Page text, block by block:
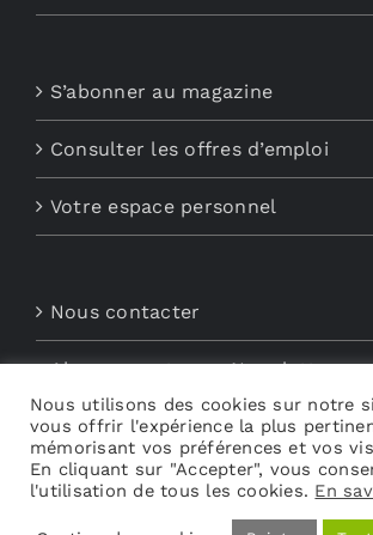
S’abonner au magazine
Consulter les offres d’emploi
Votre espace personnel
Nous contacter
Abonnements aux Newsletters
Découvrez My Audio
Nous utilisons des cookies sur notre
vous offrir l'expérience la plus
mémorisant vos préférences et vos
En cliquant sur "Accepter", vous
l'utilisation de tous les cookies. En